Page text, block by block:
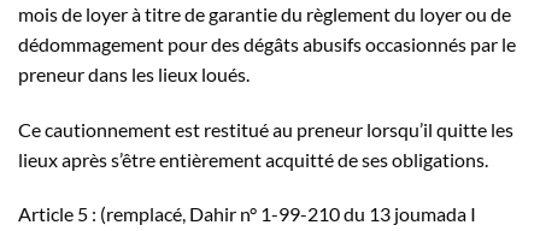
mois de loyer à titre de garantie du règlement du loyer ou de
dédommagement pour des dégâts abusifs occasionnés par le
preneur dans les lieux loués.
Ce cautionnement est restitué au preneur lorsqu’il quitte les
lieux après s’être entièrement acquitté de ses obligations.
Article 5 : (remplacé, Dahir n° 1-99-210 du 13 joumada I